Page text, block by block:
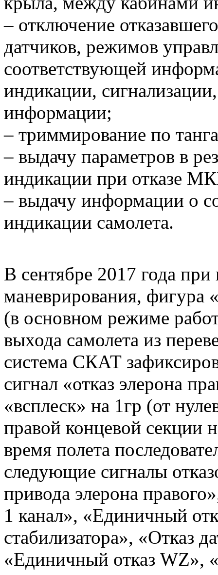
– отключение
датчиков, режимов
соответствующей
индикации,
информации;
– триммирование по
– выдачу параметров в
индикации при отказе
– выдачу информации о
индикации самолета.
В сентябре 2017 года
маневрирования, фигура
(в основном режиме
выхода самолета из
система СКАТ
сигнал «отказ элерона
«всплеск» на 1гр (от
правой концевой секции
время полета
следующие сигналы
привода элерона
1 канал», «Единичный
стабилизатора», «Отказ
«Единичный отказ WZ»,